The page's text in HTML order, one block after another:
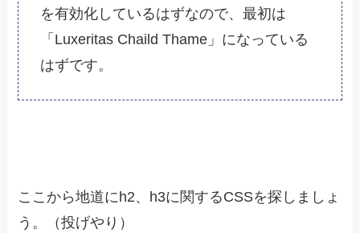
を有効化しているはずなので、最初は
「Luxeritas Chaild Thame」になっている
はずです。
ここから地道にh2、h3に関するCSSを探しましょ
う。（投げやり）